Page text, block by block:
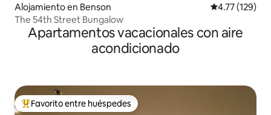
Alojamiento en Benson Calificación
4.77 (129)
The 54th Street Bungalow
Apartamentos vacacionales con aire
acondicionado
Favorito entre huéspedes preferido
Favorito entre huéspedes